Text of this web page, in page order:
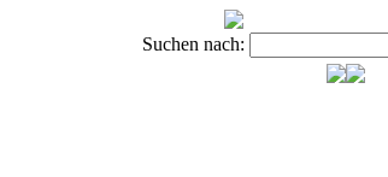
Suchen nach: